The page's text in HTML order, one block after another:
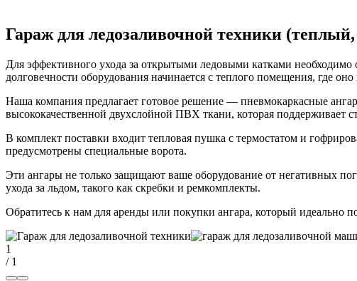
Гараж для ледозаливочной техники
Для эффективного ухода за открытыми ледовыми катками необходимо
долговечности оборудования начинается с теплого помещения, где
Наша компания предлагает готовое решение — пневмокаркасные
высококачественной двухслойной ПВХ ткани, которая поддерживает
В комплект поставки входит тепловая пушка с термостатом и
предусмотрены специальные ворота.
Эти ангары не только защищают ваше оборудование от негативных
ухода за льдом, такого как скребки и ремкомплекты.
Обратитесь к нам для аренды или покупки ангара, который идеально
1
/ 1